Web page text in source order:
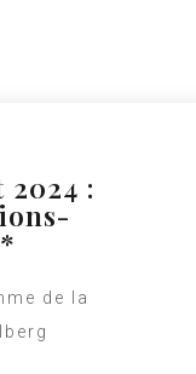
2024 :
de la